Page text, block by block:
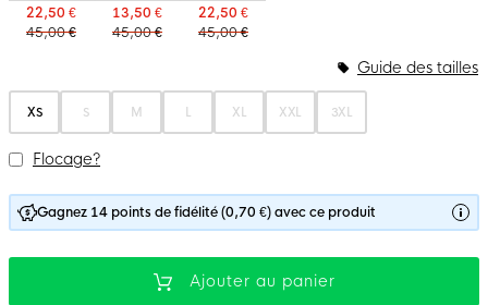
22,50 €
45,00 €
13,50 €
45,00 €
22,50 €
45,00 €
XS S M L XL XXL 3XL
Guide des tailles
Flocage?
Gagnez 14 points de fidélité (0,70 €) avec ce produit
Ajouter au panier